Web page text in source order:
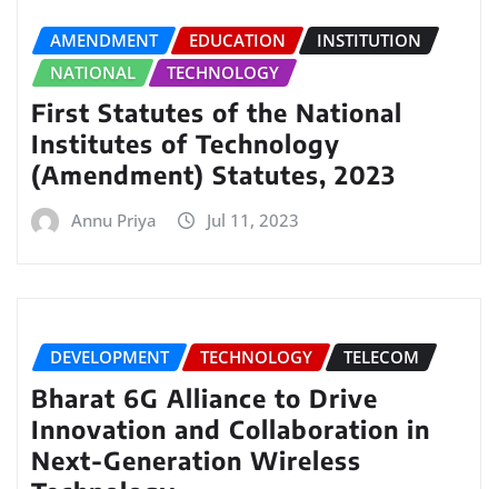
AMENDMENT EDUCATION
INSTITUTION
NATIONAL
TECHNOLOGY
First Statutes of the National
Institutes of Technology
(Amendment) Statutes, 2023
Annu Priya Jul 11, 2023
DEVELOPMENT TECHNOLOGY TELECOM
Bharat 6G Alliance to Drive
Innovation and Collaboration in
Next-Generation Wireless